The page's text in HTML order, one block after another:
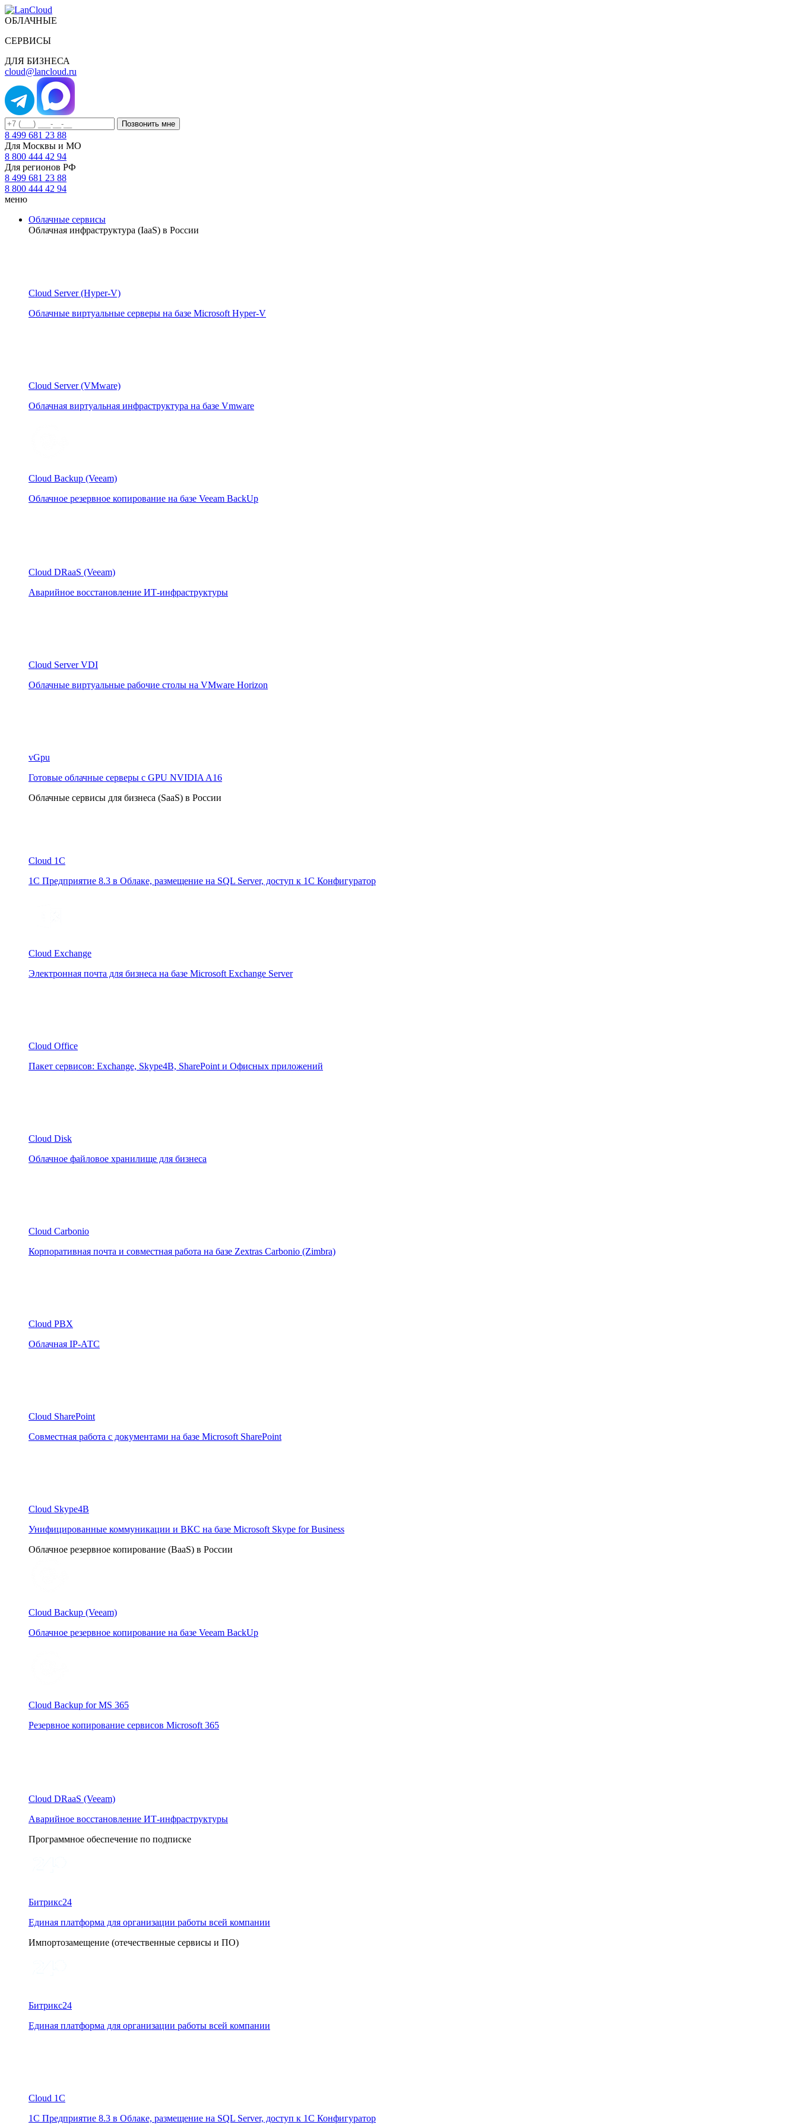
ОБЛАЧНЫЕ
СЕРВИСЫ
ДЛЯ БИЗНЕСА
cloud@lancloud.ru
Позвонить мне
8 499 681 23 88
Для Москвы и МО
8 800 444 42 94
Для регионов РФ
8 499 681 23 88
8 800 444 42 94
меню
Облачные сервисы
Облачная инфраструктура (IaaS) в России
Cloud Server (Hyper-V)
Облачные виртуальные серверы на базе Microsoft Hyper-V
Cloud Server (VMware)
Облачная виртуальная инфраструктура на базе Vmware
Cloud Backup (Veeam)
Облачное резервное копирование на базе Veeam BackUp
Cloud DRaaS (Veeam)
Аварийное восстановление ИТ-инфраструктуры
Cloud Server VDI
Облачные виртуальные рабочие столы на VMware Horizon
vGpu
Готовые облачные серверы с GPU NVIDIA A16
Облачные сервисы для бизнеса (SaaS) в России
Cloud 1C
1С Предприятие 8.3 в Облаке, размещение на SQL Server, доступ к 1С Конфигуратор
Cloud Exchange
Электронная почта для бизнеса на базе Microsoft Exchange Server
Cloud Office
Пакет сервисов: Exchange, Skype4B, SharePoint и Офисных приложений
Cloud Disk
Облачное файловое хранилище для бизнеса
Cloud Carbonio
Корпоративная почта и совместная работа на базе Zextras Carbonio (Zimbra)
Cloud PBX
Облачная IP-АТС
Cloud SharePoint
Совместная работа с документами на базе Microsoft SharePoint
Cloud Skype4B
Унифицированные коммуникации и ВКС на базе Microsoft Skype for Business
Облачное резервное копирование (BaaS) в России
Cloud Backup (Veeam)
Облачное резервное копирование на базе Veeam BackUp
Cloud Backup for MS 365
Резервное копирование сервисов Microsoft 365
Cloud DRaaS (Veeam)
Аварийное восстановление ИТ-инфраструктуры
Программное обеспечение по подписке
Битрикс24
Единая платформа для организации работы всей компании
Импортозамещение (отечественные сервисы и ПО)
Битрикс24
Единая платформа для организации работы всей компании
Cloud 1C
1С Предприятие 8.3 в Облаке, размещение на SQL Server, доступ к 1С Конфигуратор